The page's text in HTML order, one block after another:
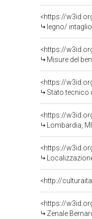
<https://
legno/
<https://
Misure del
<https://
Stato tecnico
<https://
Lombardia,
<https://
<http://
<https://
Zenale